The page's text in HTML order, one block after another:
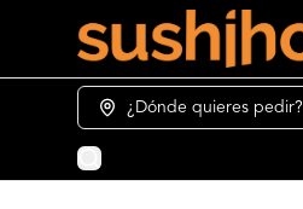
¿Dónde quieres pedir?